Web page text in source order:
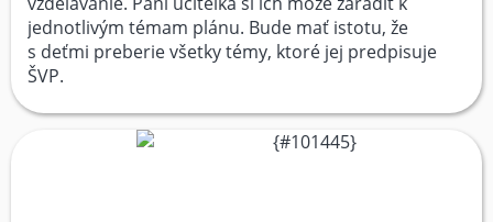
jednotlivým témam plánu. Bude mať istotu, že
s deťmi preberie všetky témy, ktoré jej predpisuje
ŠVP.